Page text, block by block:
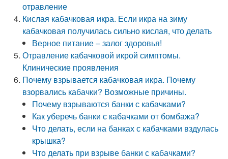
отравление
Кислая кабачковая икра. Если икра на зиму
кабачковая получилась сильно кислая, что делать
Верное питание – залог здоровья!
Отравление кабачковой икрой симптомы.
Клинические проявления
Почему взрывается кабачковая икра. Почему
взорвались кабачки? Возможные причины.
Почему взрываются банки с кабачками?
Как уберечь банки с кабачками от бомбажа?
Что делать, если на банках с кабачками вздулась
крышка?
Что делать при взрыве банки с кабачками?